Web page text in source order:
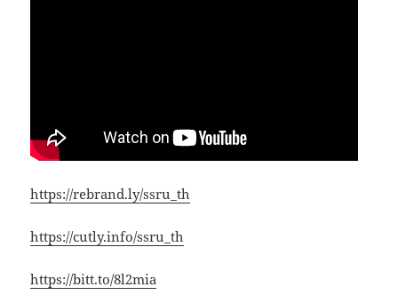
https://rebrand.ly/ssru_th
https://cutly.info/ssru_th
https://bitt.to/8l2mia